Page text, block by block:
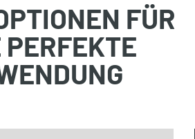
FÜR
PERFEKTE